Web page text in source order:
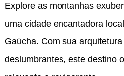
Explore as montanhas
uma cidade encantadora
Gaúcha. Com sua
deslumbrantes, este destino